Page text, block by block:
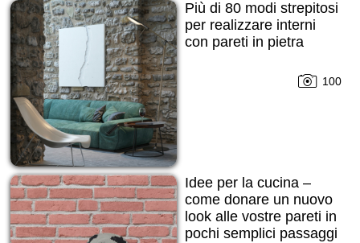
Più di 80 modi strepitosi
per realizzare interni
con pareti in pietra
100
Idee per la cucina –
come donare un nuovo
look alle vostre pareti in
pochi semplici passaggi